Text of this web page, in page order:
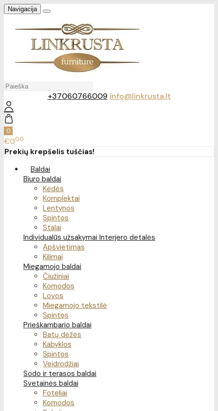
Navigacija
+37060766009 info@linkrusta.lt
0
€000
Prekių krepšelis tuščias!
Baldai
Biuro baldai
Kėdės
Komplektai
Lentynos
Spintos
Stalai
Individualūs užsakymai Interjero detalės
Apšvietimas
Kilimai
Miegamojo baldai
Čiužiniai
Komodos
Lovos
Miegamojo tekstilė
Spintos
Prieškambario baldai
Batų dėžės
Kabyklos
Spintos
Veidrodžiai
Sodo ir terasos baldai
Svetainės baldai
Foteliai
Komodos